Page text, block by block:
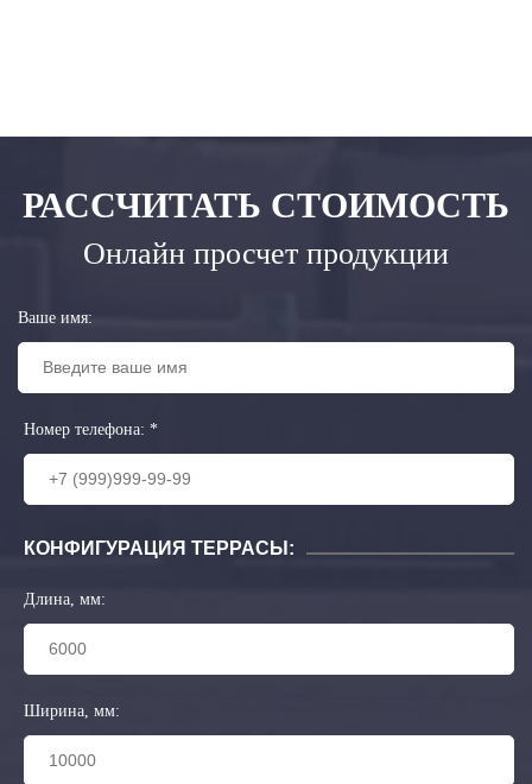
РАССЧИТАТЬ СТОИМОСТЬ
Онлайн просчет продукции
Ваше имя:
Номер телефона: *
КОНФИГУРАЦИЯ ТЕРРАСЫ:
Длина, мм:
Ширина, мм: